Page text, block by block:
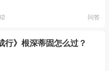
问答
行》根深蒂固怎么过？